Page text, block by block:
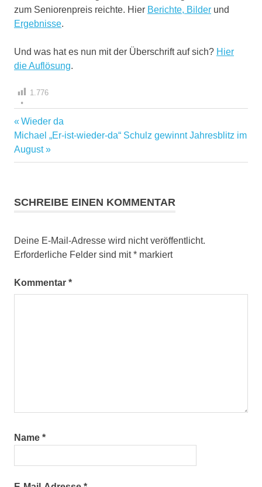
zum Seniorenpreis reichte. Hier Berichte, Bilder und
Ergebnisse.
Und was hat es nun mit der Überschrift auf sich? Hier
die Auflösung.
1.776
Beitragsnavigation
Vorheriger
Beitrag:
Wieder da
Nächster
Beitrag:
Michael „Er-ist-wieder-da“ Schulz gewinnt Jahresblitz im
August
SCHREIBE EINEN KOMMENTAR
Deine E-Mail-Adresse wird nicht veröffentlicht.
Erforderliche Felder sind mit* markiert
Kommentar *
Name *